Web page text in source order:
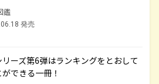
鑑
発売
リーズ第6弾はランキングをとおして
できる一冊！